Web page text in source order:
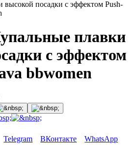
высокой посадки с эффектом Push-
плавки
с эффектом
bbwomen
Telegram ВКонтакте
WhatsApp